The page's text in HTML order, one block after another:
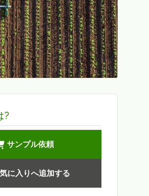
?
サンプル依頼
に入りへ追加する